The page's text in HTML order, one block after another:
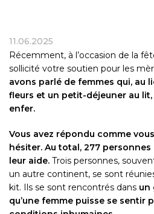
11.06.2025
Récemment, à l’occasion de la
sollicité votre soutien pour les
avons parlé de femmes qui, au
fleurs et un petit-déjeuner au
enfer.
Vous avez répondu comme
hésiter. Au total, 277
leur aide. Trois personnes,
un autre continent, se sont
kit. Ils se sont rencontrés dans un
qu’une femme puisse se sentir